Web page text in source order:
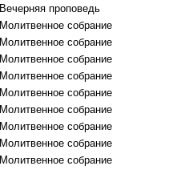
Вечерняя проповедь
Молитвенное собрание
Молитвенное собрание
Молитвенное собрание
Молитвенное собрание
Молитвенное собрание
Молитвенное собрание
Молитвенное собрание
Молитвенное собрание
Молитвенное собрание